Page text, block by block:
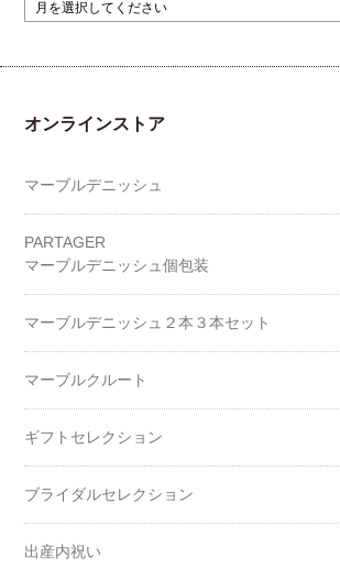
オンラインストア
マーブルデニッシュ
PARTAGER
マーブルデニッシュ個包装
マーブルデニッシュ２本３本セット
マーブルクルート
ギフトセレクション
ブライダルセレクション
出産内祝い